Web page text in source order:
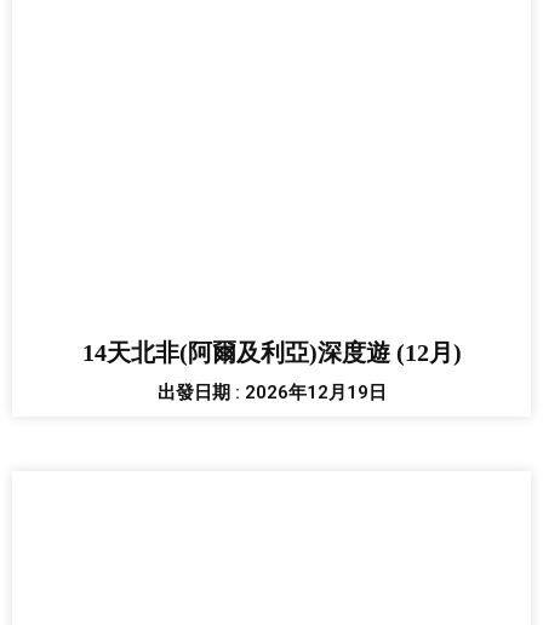
14天北非(阿爾及利亞)深度遊 (12月)
出發日期 : 2026年12月19日